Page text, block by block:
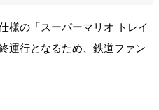
様の「スーパーマリオ トレイ
運行となるため、鉄道ファン